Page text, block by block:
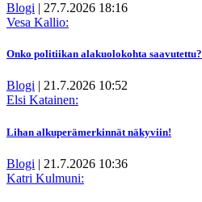
Blogi | 27.7.2026 18:16
Vesa Kallio:
Onko politiikan alakuolokohta saavutettu?
Blogi
21.7.2026 10:52
Elsi Katainen:
Lihan alkuperämerkinnät näkyviin!
Blogi | 21.7.2026 10:36
Katri Kulmuni: